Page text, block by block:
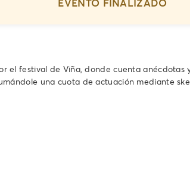
el festival de Viña, donde cuenta
una cuota de actuación mediante